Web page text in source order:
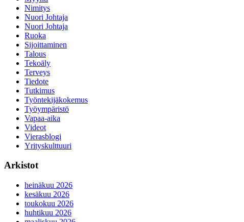
Nimitys
Nuori Johtaja
Nuori Johtaja
Ruoka
Sijoittaminen
Talous
Tekoäly
Terveys
Tiedote
Tutkimus
Työntekijäkokemus
Työympäristö
Vapaa-aika
Videot
Vierasblogi
Yrityskulttuuri
Arkistot
heinäkuu 2026
kesäkuu 2026
toukokuu 2026
huhtikuu 2026